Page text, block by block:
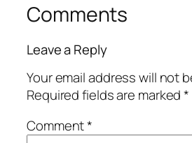
Comments
Leave a Reply
Your email address will not
Required fields are marked*
Comment*